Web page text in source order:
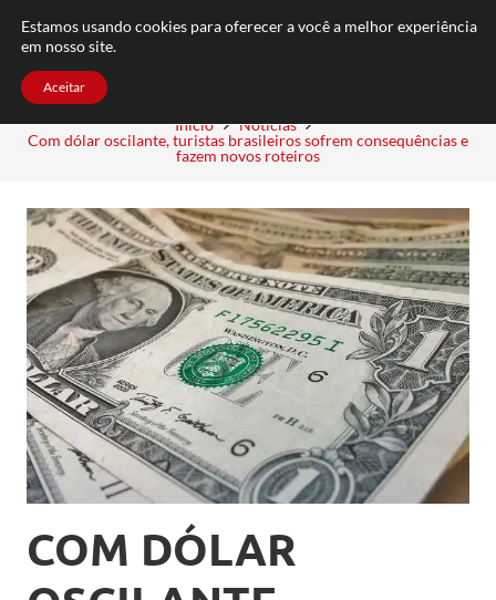
FAQ TRABALHE CONOSCO CONTATO
Início
Notícias
Com dólar oscilante, turistas brasileiros sofrem consequências e
fazem novos roteiros
COM DÓLAR
Estamos usando cookies para oferecer a você a melhor experiência
em nosso site.
Aceitar